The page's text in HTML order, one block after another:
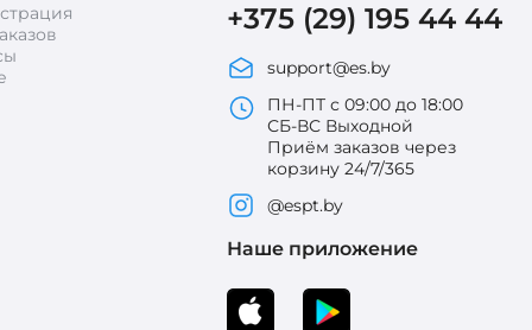
+375 (29) 195 44 44
support@es.by
ПН-ПТ с 09:00 до 18:00
СБ-ВС Выходной
Приём заказов через
корзину 24/7/365
@espt.by
Наше приложение